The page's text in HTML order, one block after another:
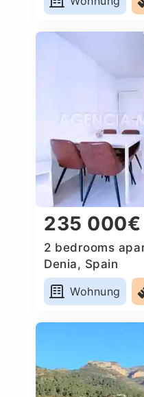
235 000€
2 bedrooms
Denia, Spain
Wohnung